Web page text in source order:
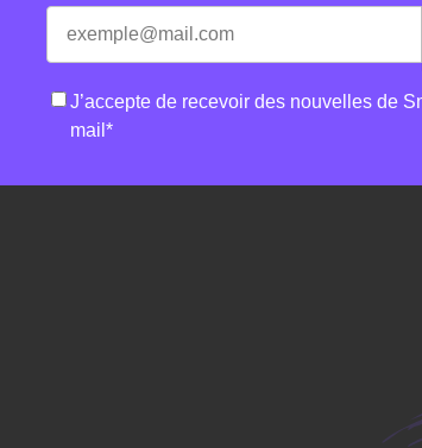
mail*
RGPD*
J’accepte de recevoir des nouvelles de
mail *